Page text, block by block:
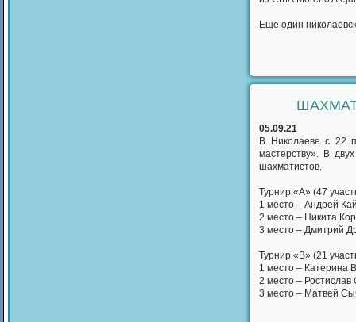
Ещё один
05.09.21
В Николаеве с 22
мастерству». В
шахматистов.
Турнир «А» (47
1 место – Андрей
2 место – Никита
3 место – Дмитрий
Турнир «В» (21
1 место – Катерина
2 место –
3 место – Матвей